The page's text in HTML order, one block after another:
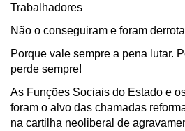
Trabalhadores
Não o conseguiram e foram
Porque vale sempre a pena lutar.
perde sempre!
As Funções Sociais do Estado e
foram o alvo das chamadas
na cartilha neoliberal de